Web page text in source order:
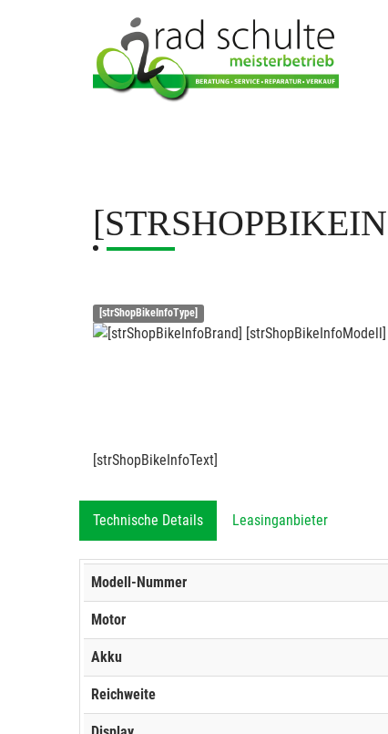
[strShopBikeInfoType]
[strShopBikeInfoText]
Technische Details Leasinganbieter
Modell-Nummer
Motor
Akku
Reichweite